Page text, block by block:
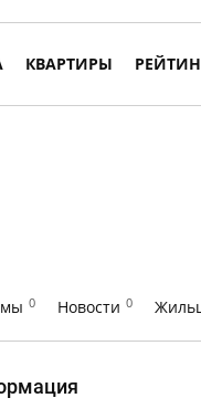
КВАРТИРЫ
0 Новости 0